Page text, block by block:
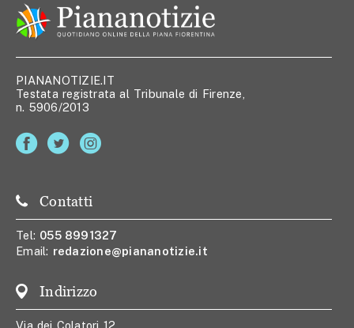
PIANANOTIZIE.IT
Testata registrata al Tribunale di Firenze,
n. 5906/2013
Contatti
Tel: 055 8991327
Email: redazione@piananotizie.it
Indirizzo